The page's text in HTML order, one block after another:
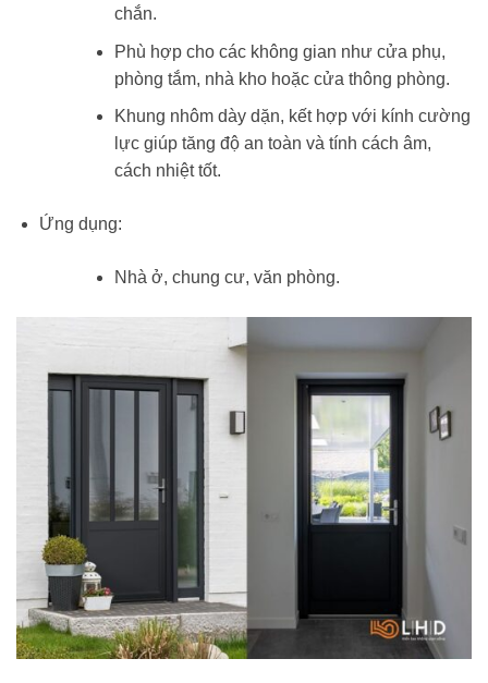
chắn.
Phù hợp cho các không gian như cửa phụ,
phòng tắm, nhà kho hoặc cửa thông phòng.
Khung nhôm dày dặn, kết hợp với kính cường
lực giúp tăng độ an toàn và tính cách âm,
cách nhiệt tốt.
Ứng dụng:
Nhà ở, chung cư, văn phòng.